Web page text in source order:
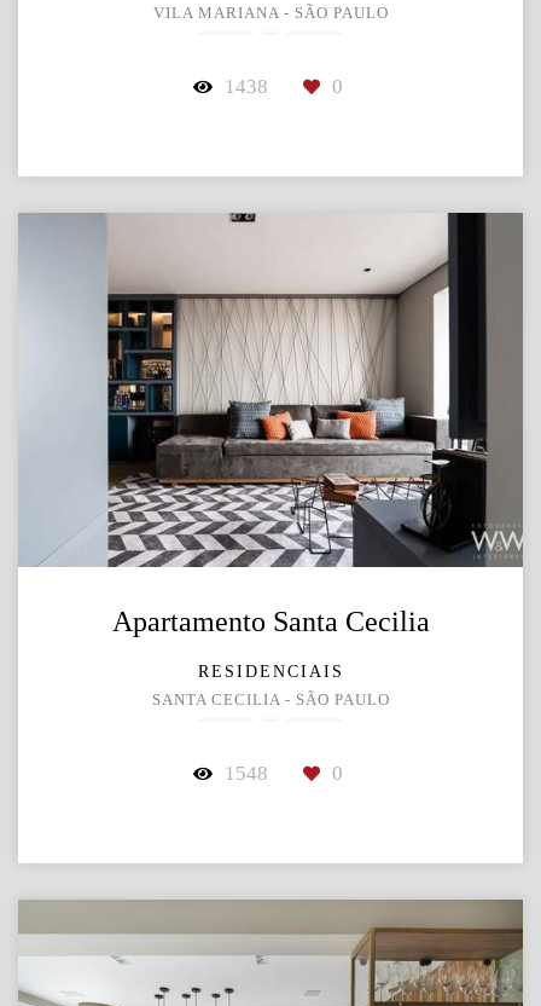
VILA MARIANA - SÃO PAULO
1438 0
Apartamento Santa Cecilia
RESIDENCIAIS
SANTA CECILIA - SÃO PAULO
1548 0